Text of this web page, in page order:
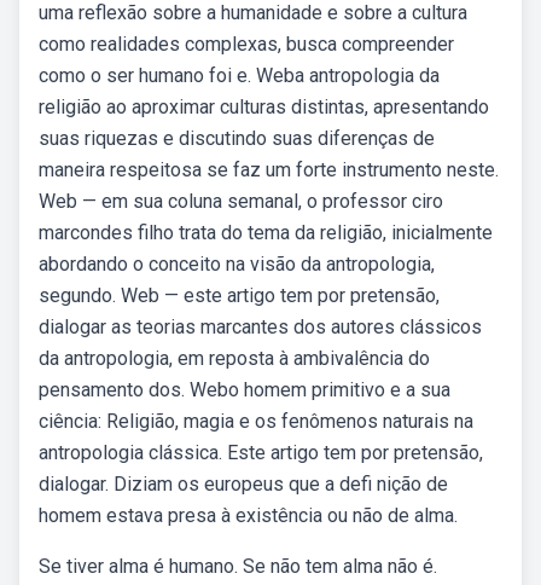
uma reflexão sobre a humanidade e sobre a cultura
como realidades complexas, busca compreender
como o ser humano foi e. Weba antropologia da
religião ao aproximar culturas distintas, apresentando
suas riquezas e discutindo suas diferenças de
maneira respeitosa se faz um forte instrumento neste.
Web — em sua coluna semanal, o professor ciro
marcondes filho trata do tema da religião, inicialmente
abordando o conceito na visão da antropologia,
segundo. Web — este artigo tem por pretensão,
dialogar as teorias marcantes dos autores clássicos
da antropologia, em reposta à ambivalência do
pensamento dos. Webo homem primitivo e a sua
ciência: Religião, magia e os fenômenos naturais na
antropologia clássica. Este artigo tem por pretensão,
dialogar. Diziam os europeus que a defi nição de
homem estava presa à existência ou não de alma.
Se tiver alma é humano. Se não tem alma não é.